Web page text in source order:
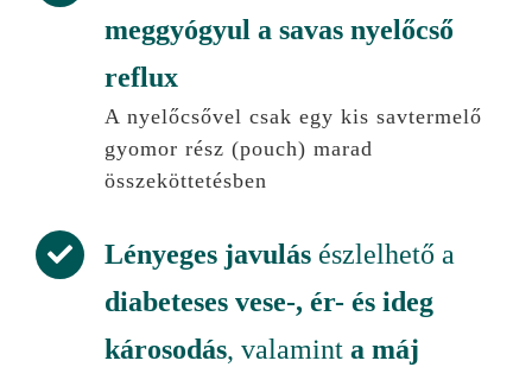
meggyógyul a savas nyelőcső
reflux
A nyelőcsővel csak egy kis savtermelő
gyomor rész (pouch) marad
összeköttetésben
Lényeges javulásészlelhető a
diabeteses vese-, ér- és ideg
károsodás, valamint a máj